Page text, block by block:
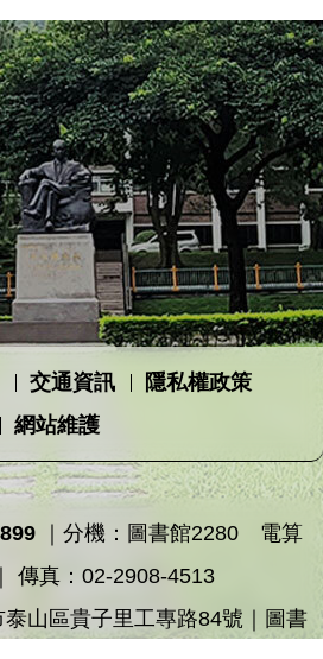
交通資訊
隱私權政策
網站維護
｜分機：圖書館2280 電算
傳真：02-2908-4513
山區貴子里工專路84號｜圖書